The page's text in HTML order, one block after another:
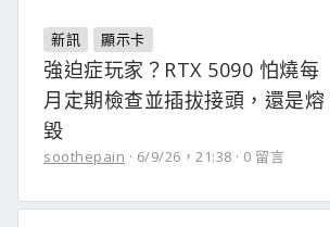
新訊 顯示卡
強迫症玩家？RTX 5090 怕燒每
月定期檢查並插拔接頭，還是熔
毀
soothepain 6/9/26，21:38 0 留言